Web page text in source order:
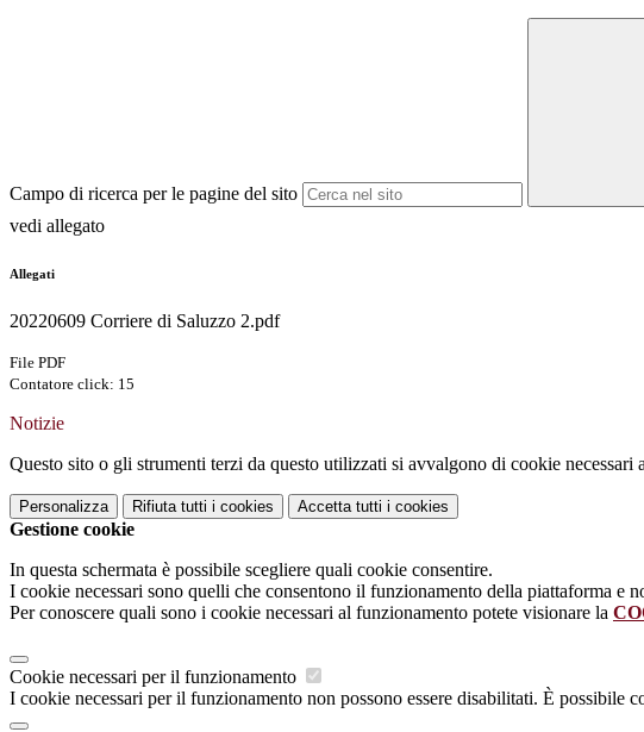
Campo di ricerca per le pagine del sito
vedi allegato
Allegati
20220609 Corriere di Saluzzo 2.pdf
File PDF
Contatore click: 15
Notizie
Questo sito o gli strumenti terzi da questo utilizzati si avvalgono di cookie
Personalizza Rifiuta tutti i cookies Accetta tutti i cookies
Gestione cookie
In questa schermata è possibile scegliere quali cookie consentire.
I cookie necessari sono quelli che consentono il funzionamento della piattaforma e
Per conoscere quali sono i cookie necessari al funzionamento potete visionare la
Cookie necessari per il funzionamento
I cookie necessari per il funzionamento non possono essere disabilitati. È possibile